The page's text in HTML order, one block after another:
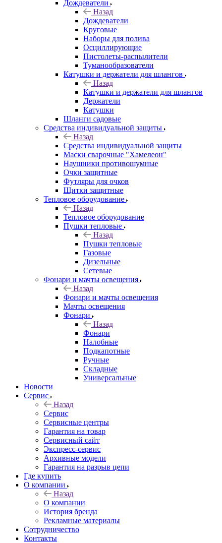
Дождеватели
Назад
Дождеватели
Круговые
Наборы для полива
Осциллирующие
Пистолеты-распылители
Туманообразователи
Катушки и держатели для шлангов
Назад
Катушки и держатели для шлангов
Держатели
Катушки
Шланги садовые
Средства индивидуальной защиты
Назад
Средства индивидуальной защиты
Маски сварочные "Хамелеон"
Наушники противошумные
Очки защитные
Футляры для очков
Щитки защитные
Тепловое оборудование
Назад
Тепловое оборудование
Пушки тепловые
Назад
Пушки тепловые
Газовые
Дизельные
Сетевые
Фонари и мачты освещения
Назад
Фонари и мачты освещения
Мачты освещения
Фонари
Назад
Фонари
Налобные
Подкапотные
Ручные
Складные
Универсальные
Новости
Сервис
Назад
Сервис
Сервисные центры
Гарантия на товар
Сервисный сайт
Экспресс-сервис
Архивные модели
Гарантия на разрыв цепи
Где купить
О компании
Назад
О компании
История бренда
Рекламные материалы
Сотрудничество
Контакты